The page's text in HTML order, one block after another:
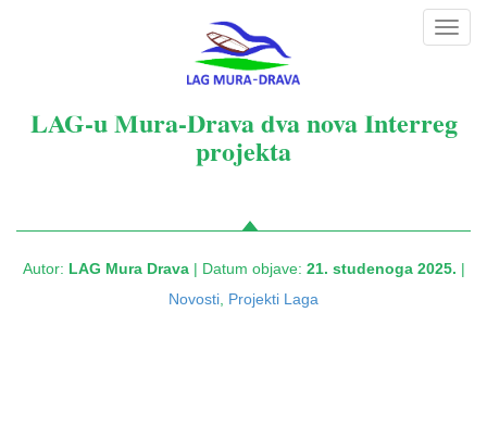
LAG-u Mura-Drava dva nova Interreg
projekta
Autor: LAG Mura Drava| Datum objave: 21. studenoga 2025. |
Novosti Projekti Laga